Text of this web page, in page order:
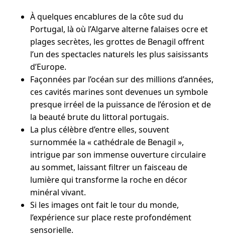
À quelques encablures de la côte sud du
Portugal, là où l’Algarve alterne falaises ocre et
plages secrètes, les grottes de Benagil offrent
l’un des spectacles naturels les plus saisissants
d’Europe.
Façonnées par l’océan sur des millions d’années,
ces cavités marines sont devenues un symbole
presque irréel de la puissance de l’érosion et de
la beauté brute du littoral portugais.
La plus célèbre d’entre elles, souvent
surnommée la « cathédrale de Benagil »,
intrigue par son immense ouverture circulaire
au sommet, laissant filtrer un faisceau de
lumière qui transforme la roche en décor
minéral vivant.
Si les images ont fait le tour du monde,
l’expérience sur place reste profondément
sensorielle.